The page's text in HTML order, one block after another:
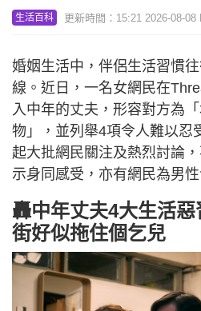
生活百科 更新時間：15:21 2026-08-08
婚姻生活中，伴侶生活習慣
線。近日，一名女網民在
入中年的丈夫，形容對方為
物」，並列舉4項令人難以忍
起大批網民關注及熱烈討論
示身同感受，亦有網民為男性
轟中年丈夫4大生活
街好似拖住個乞兒